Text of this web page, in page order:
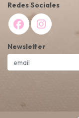
Redes Sociales
Newsletter